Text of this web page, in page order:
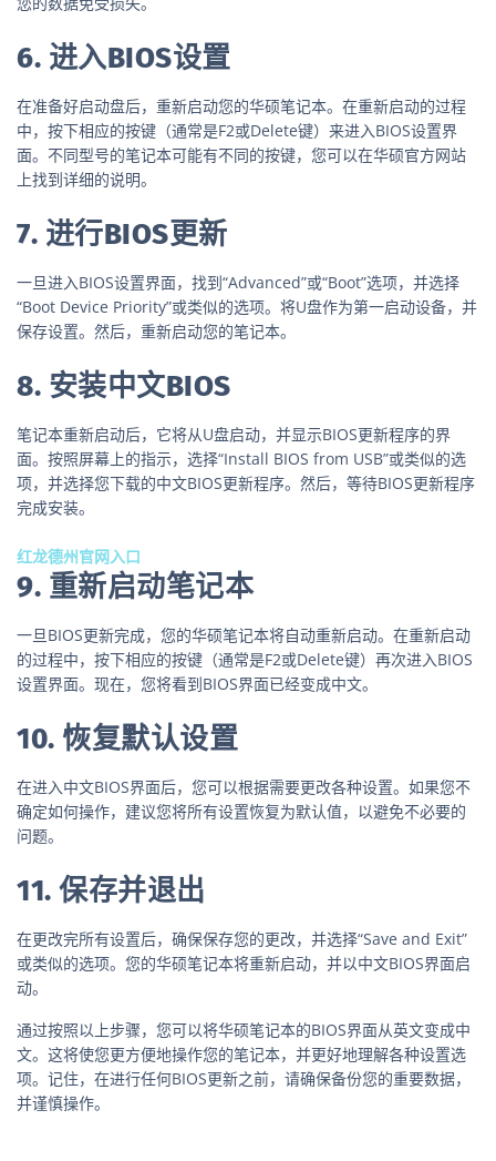
6. 进入BIOS设置
在准备好启动盘后，重新启动您的华硕笔记本。在重新启动的过程
中，按下相应的按键（通常是F2或Delete键）来进入BIOS设置界
面。不同型号的笔记本可能有不同的按键，您可以在华硕官方网站
上找到详细的说明。
7. 进行BIOS更新
一旦进入BIOS设置界面，找到“Advanced”或“Boot”选项，并选择
“Boot Device Priority”或类似的选项。将U盘作为第一启动设备，并
保存设置。然后，重新启动您的笔记本。
8. 安装中文BIOS
笔记本重新启动后，它将从U盘启动，并显示BIOS更新程序的界
面。按照屏幕上的指示，选择“Install BIOS from USB”或类似的选
项，并选择您下载的中文BIOS更新程序。然后，等待BIOS更新程序
完成安装。
红龙德州官网入口
9. 重新启动笔记本
一旦BIOS更新完成，您的华硕笔记本将自动重新启动。在重新启动
的过程中，按下相应的按键（通常是F2或Delete键）再次进入BIOS
设置界面。现在，您将看到BIOS界面已经变成中文。
10. 恢复默认设置
在进入中文BIOS界面后，您可以根据需要更改各种设置。如果您不
确定如何操作，建议您将所有设置恢复为默认值，以避免不必要的
问题。
11. 保存并退出
在更改完所有设置后，确保保存您的更改，并选择“Save and Exit”
或类似的选项。您的华硕笔记本将重新启动，并以中文BIOS界面启
动。
通过按照以上步骤，您可以将华硕笔记本的BIOS界面从英文变成中
文。这将使您更方便地操作您的笔记本，并更好地理解各种设置选
项。记住，在进行任何BIOS更新之前，请确保备份您的重要数据，
并谨慎操作。